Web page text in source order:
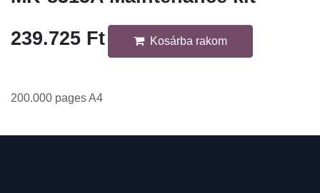
239.725Ft Kosárba rakom
200.000 pages A4